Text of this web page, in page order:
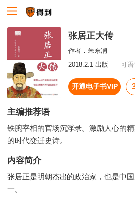
张居正大传
作者： 朱东润
2018.2.1 出版
可语
开通电子书VIP
主编推荐语
铁腕宰相的官场沉浮录。激励人心的
的时代变迁史诗。
内容简介
张居正是明朝杰出的政治家，也是中
一。